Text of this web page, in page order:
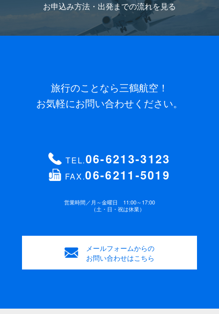
お申込み方法・出発までの流れを見る
旅行のことなら三鶴航空！
お気軽にお問い合わせください。
TEL.06-6213-3123
FAX.06-6211-5019
営業時間／月～金曜日 11:00～17:00
（土・日・祝は休業）
メールフォームからの
お問い合わせはこちら